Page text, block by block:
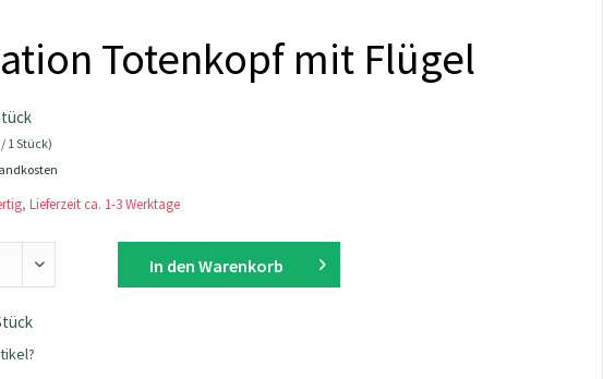
Totenkopf mit Flügel
1 Stück)
Lieferzeit ca. 1-3 Werktage
In den Warenkorb